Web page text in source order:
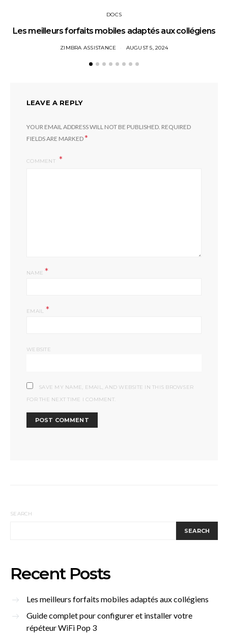
DOCS
Les meilleurs forfaits mobiles adaptés aux collégiens
ZIMBRA ASSISTANCE AUGUST 5, 2024
LEAVE A REPLY
YOUR EMAIL ADDRESS WILL NOT BE PUBLISHED. REQUIRED
FIELDS ARE MARKED*
COMMENT
NAME*
EMAIL *
WEBSITE
SAVE MY NAME, EMAIL, AND WEBSITE IN THIS BROWSER
FOR THE NEXT TIME I COMMENT.
SEARCH
SEARCH
Recent Posts
Les meilleurs forfaits mobiles adaptés aux collégiens
Guide complet pour configurer et installer votre
répéteur WiFi Pop 3